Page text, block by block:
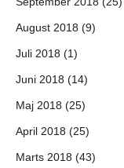
August 2018 (9)
Juli 2018 (1)
Juni 2018 (14)
Maj 2018 (25)
April 2018 (25)
Marts 2018 (43)